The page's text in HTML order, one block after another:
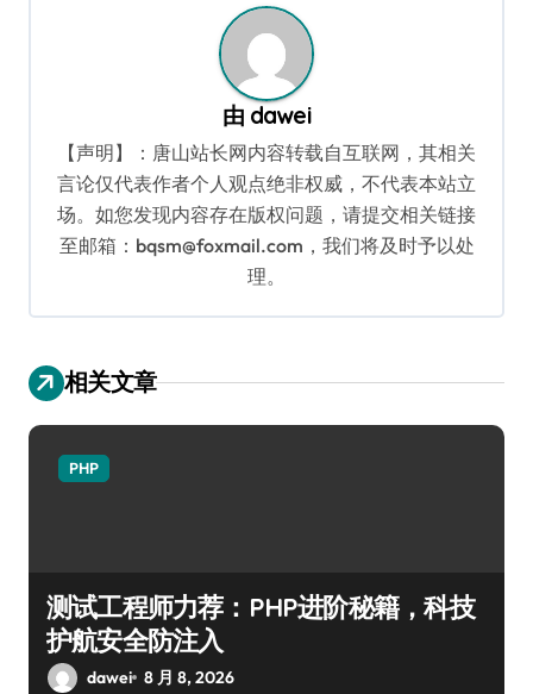
由 dawei
【声明】：唐山站长网内容转载自互联网，其相关
言论仅代表作者个人观点绝非权威，不代表本站立
场。如您发现内容存在版权问题，请提交相关链接
至邮箱：bqsm@foxmail.com，我们将及时予以处
理。
相关文章
PHP
测试工程师力荐：PHP进阶秘籍，科技
护航安全防注入
dawei 8 月 8, 2026